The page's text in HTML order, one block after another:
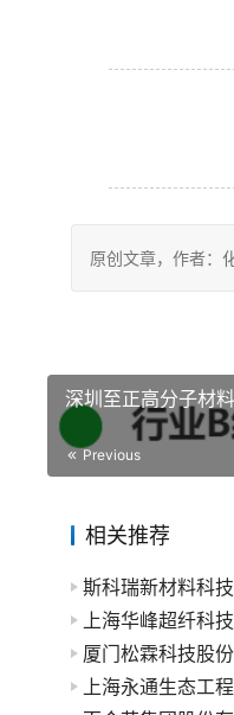
原创文章，作者：
深圳至正高分子材
Previous
相关推荐
斯科瑞新材料科
上海华峰超纤科
厦门松霖科技股
上海永通生态工